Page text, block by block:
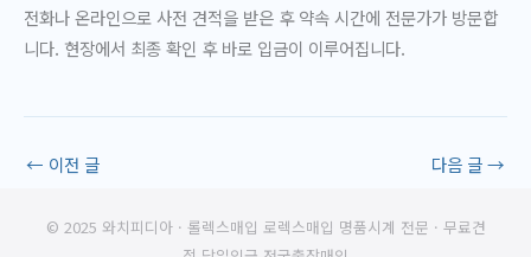
전화나 온라인으로 사전 견적을 받은 후 약속 시간에 전문가가 방문합
니다. 현장에서 최종 확인 후 바로 입금이 이루어집니다.
← 이전 글 다음 글→
© 2025 와치피디아 · 롤렉스매입 로렉스매입 명품시계 전문 · 무료견